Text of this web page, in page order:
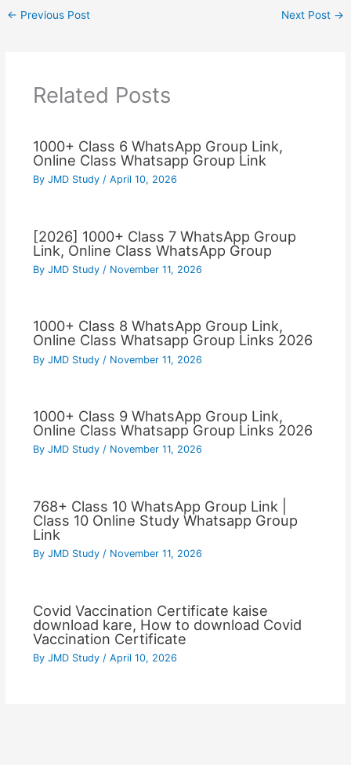
← Previous Post Next Post →
Related Posts
1000+ Class 6 WhatsApp Group Link,
Online Class Whatsapp Group Link
By JMD Study / April 10, 2026
[2026] 1000+ Class 7 WhatsApp Group
Link, Online Class WhatsApp Group
By JMD Study / November 11, 2026
1000+ Class 8 WhatsApp Group Link,
Online Class Whatsapp Group Links 2026
By JMD Study / November 11, 2026
1000+ Class 9 WhatsApp Group Link,
Online Class Whatsapp Group Links 2026
By JMD Study / November 11, 2026
768+ Class 10 WhatsApp Group Link |
Class 10 Online Study Whatsapp Group
Link
By JMD Study / November 11, 2026
Covid Vaccination Certificate kaise
download kare, How to download Covid
Vaccination Certificate
By JMD Study / April 10, 2026